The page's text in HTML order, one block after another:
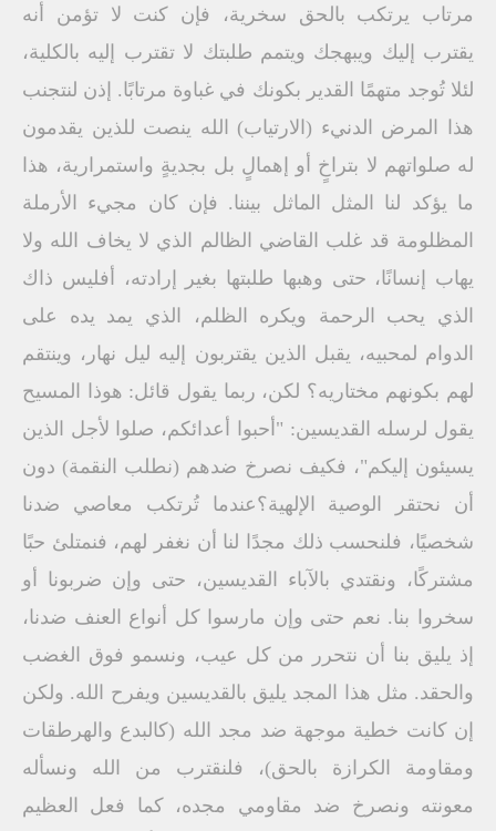
مرتاب يرتكب بالحق سخرية، فإن كنت لا تؤمن أنه
يقترب إليك ويبهجك ويتمم طلبتك لا تقترب إليه بالكلية،
لئلا تُوجد متهمًا القدير بكونك في غباوة مرتابًا. إذن لنتجنب
هذا المرض الدنيء (الارتياب) الله ينصت للذين يقدمون
له صلواتهم لا بتراخٍ أو إهمالٍ بل بجديةٍ واستمرارية، هذا
ما يؤكد لنا المثل الماثل بيننا. فإن كان مجيء الأرملة
المظلومة قد غلب القاضي الظالم الذي لا يخاف الله ولا
يهاب إنسانًا، حتى وهبها طلبتها بغير إرادته، أفليس ذاك
الذي يحب الرحمة ويكره الظلم، الذي يمد يده على
الدوام لمحبيه، يقبل الذين يقتربون إليه ليل نهار، وينتقم
لهم بكونهم مختاريه؟ لكن، ربما يقول قائل: هوذا المسيح
يقول لرسله القديسين: "أحبوا أعدائكم، صلوا لأجل الذين
يسيئون إليكم"، فكيف نصرخ ضدهم (نطلب النقمة) دون
أن نحتقر الوصية الإلهية؟عندما تُرتكب معاصي ضدنا
شخصيًا، فلنحسب ذلك مجدًا لنا أن نغفر لهم، فنمتلئ حبًا
مشتركًا، ونقتدي بالآباء القديسين، حتى وإن ضربونا أو
سخروا بنا. نعم حتى وإن مارسوا كل أنواع العنف ضدنا،
إذ يليق بنا أن نتحرر من كل عيب، ونسمو فوق الغضب
والحقد. مثل هذا المجد يليق بالقديسين ويفرح الله. ولكن
إن كانت خطية موجهة ضد مجد الله (كالبدع والهرطقات
ومقاومة الكرازة بالحق)، فلنقترب من الله ونسأله
معونته ونصرخ ضد مقاومي مجده، كما فعل العظيم